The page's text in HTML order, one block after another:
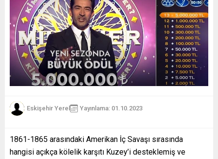
Eskişehir Yerel Yayınlama: 01.10.2023
1861-1865 arasındaki Amerikan İç Savaşı sırasında
hangisi açıkça kölelik karşıtı Kuzey’i desteklemiş ve